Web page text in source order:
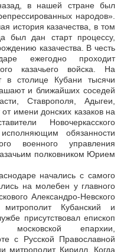
в нашей стране был
народов».
история казачества, в том
был дан старт процессу,
казачества. В честь
ежегодно проходит
казачьего войска. На
в столице Кубани тысячи
и ближайших соседей
Ставрополя, Адыгеи,
имени донских казаков на
Новочеркасского
обязанности
военного управления
полковником Юрием
начались с самого
на молебен у главного
Александро-Невского
Кубанский и
присутствовал епископ
московской епархии,
с Русской Православной
митрополит Кирилл. Когда